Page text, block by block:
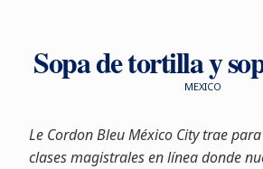
Sopa de tortilla y
MEXICO
Le Cordon Bleu México City trae
clases magistrales en línea donde